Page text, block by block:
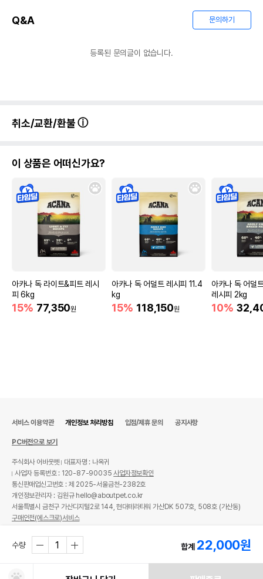
Q&A 문의하기
등록된 문의글이 없습니다.
취소/교환/환불
이 상품은 어떠신가요?
아카나 독 라이트&피트 레시
피 6kg
15% 77,350원
아카나 독 어덜트 레시피 11.4
kg
15% 118,150원
아카나 독 어덜
레시피 2kg
10%
수량 합계 22,000원
서비스 이용약관 개인정보 처리방침 입점/제휴 문의 공지사항
PC버전으로 보기
주식회사 어바웃펫
대표자명 : 나옥귀
사업자 등록번호 : 120-87-90035사업자정보확인
통신판매업신고번호 : 제 2025-서울금천-2382호
개인정보관리자 : 김원규 hello@aboutpet.co.kr
서울특별시 금천구 가산디지털2로 144, 현대테라타워 가산DK 507호, 508호 (가산동)
구매안전(에스크로)서비스